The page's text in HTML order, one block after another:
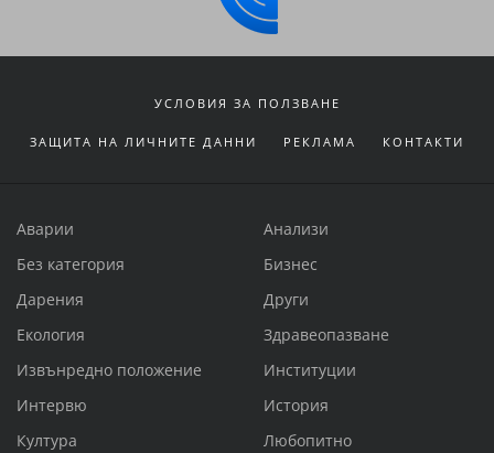
УСЛОВИЯ ЗА ПОЛЗВАНЕ
ЗАЩИТА НА ЛИЧНИТЕ ДАННИ РЕКЛАМА КОНТАКТИ
Аварии
Анализи
Без категория
Бизнес
Дарения
Други
Екология
Здравеопазване
Извънредно положение
Институции
Интервю
История
Култура
Любопитно